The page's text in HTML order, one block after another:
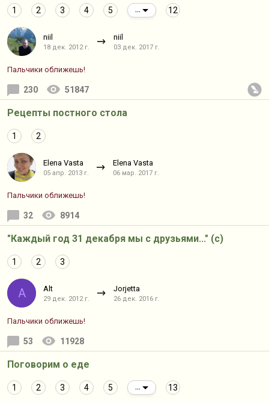
1 2 3 4 5 12
niil
18 дек. 2012 г.
niil
03 дек. 2017 г.
Пальчики оближешь!
230 51847
Рецепты постного стола
1 2
Elena Vasta
05 апр. 2013 г.
Elena Vasta
06 мар. 2017 г.
Пальчики оближешь!
32 8914
"Каждый год 31 декабря мы с друзьями..." (с)
1 2 3
A Alt
29 дек. 2012 г.
Jorjetta
26 дек. 2016 г.
Пальчики оближешь!
53 11928
Поговорим о еде
1 2 3 4 5 13